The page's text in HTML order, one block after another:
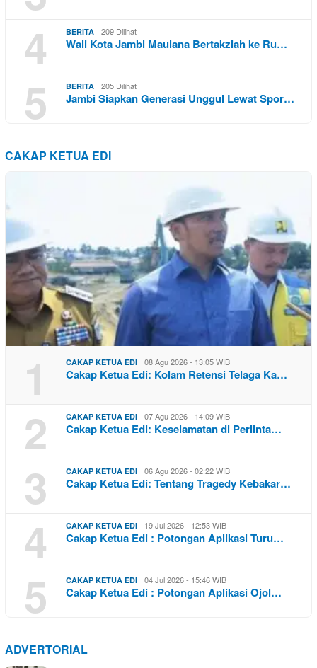
4
BERITA 209 Dilihat
Wali Kota Jambi Maulana Bertakziah ke Ru…
5 BERITA 205 Dilihat
Jambi Siapkan Generasi Unggul Lewat Spor…
CAKAP KETUA EDI
1 CAKAP KETUA EDI 08 Agu 2026 - 13:05 WIB
Cakap Ketua Edi: Kolam Retensi Telaga Ka…
2 CAKAP KETUA EDI 07 Agu 2026 - 14:09 WIB
Cakap Ketua Edi: Keselamatan di Perlinta…
3 CAKAP KETUA EDI 06 Agu 2026 - 02:22 WIB
Cakap Ketua Edi: Tentang Tragedy Kebakar…
4 CAKAP KETUA EDI 19 Jul 2026 - 12:53 WIB
Cakap Ketua Edi : Potongan Aplikasi Turu…
5 CAKAP KETUA EDI 04 Jul 2026 - 15:46 WIB
Cakap Ketua Edi : Potongan Aplikasi Ojol…
ADVERTORIAL